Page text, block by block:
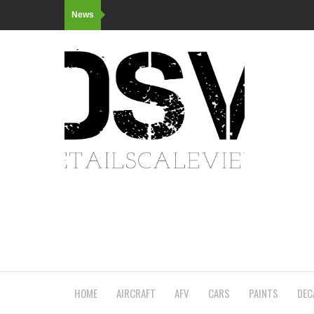
News
HOME AIRCRAFT AFV CARS PAINTS